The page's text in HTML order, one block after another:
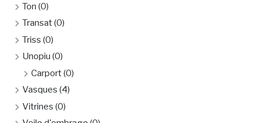
Ton (0)
Transat(0)
Triss (0)
Unopiu (0)
Carport(0)
Vasques (4)
Vitrines (0)